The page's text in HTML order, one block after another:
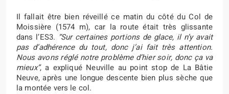
Il fallait être bien réveillé ce matin du côté du Col de
Moissière (1574 m), car la route était très glissante
dans l’ES3. “Sur certaines portions de glace, il n’y avait
pas d’adhérence du tout, donc j’ai fait très attention.
Nous avons réglé notre problème d’hier soir, donc ça va
mieux”, a expliqué Neuville au point stop de La Bâtie
Neuve, après une longue descente bien plus sèche que
la montée vers le col.